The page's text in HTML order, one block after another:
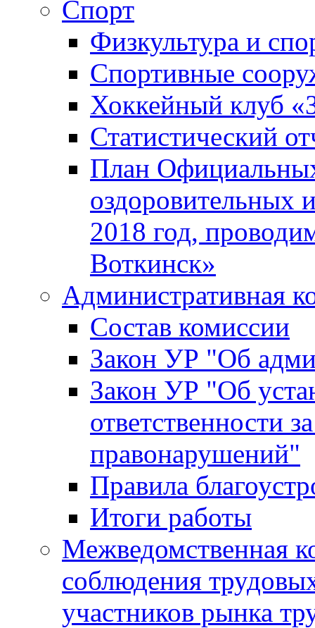
Спорт
Физкультура и
Спортивные
Хоккейный клуб
Статистический
План
оздоровительных
2018 год,
Воткинск»
Административная
Состав комиссии
Закон УР "Об
Закон УР "Об
ответственности
правонарушений"
Правила
Итоги работы
Межведомственная
соблюдения
участников рынка